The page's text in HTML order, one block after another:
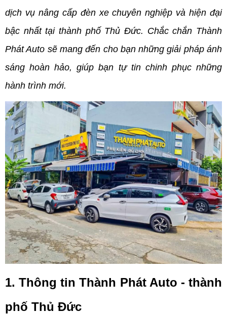
dịch vụ nâng cấp đèn xe chuyên nghiệp và hiện đại
bậc nhất tại thành phố Thủ Đức. Chắc chắn Thành
Phát Auto sẽ mang đến cho bạn những giải pháp ánh
sáng hoàn hảo, giúp bạn tự tin chinh phục những
hành trình mới.
1. Thông tin Thành Phát Auto - thành
phố Thủ Đức